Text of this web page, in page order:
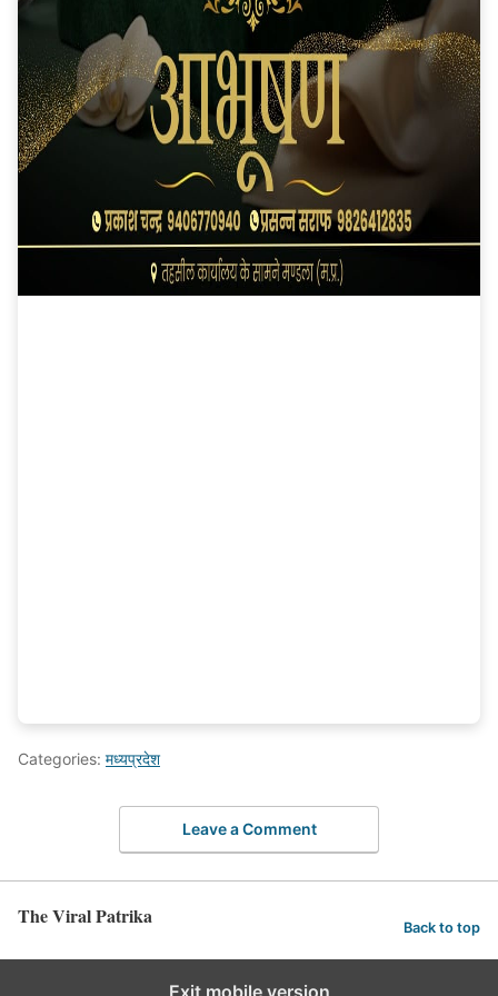
Categories: मध्यप्रदेश
Leave a Comment
The Viral Patrika Back to top
Exit mobile version